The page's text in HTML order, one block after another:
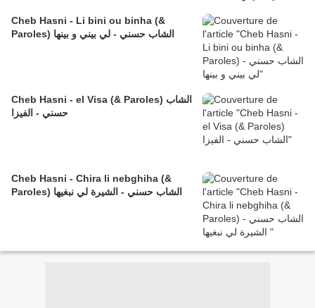
Cheb Hasni - Li bini ou binha (&
Paroles) الشاب حسني - لي بيني و بينها
Cheb Hasni - el Visa (& Paroles) الشاب
حسني - الفيزا
Cheb Hasni - Chira li nebghiha (&
Paroles) الشاب حسني - الشيرة لي نبغيها